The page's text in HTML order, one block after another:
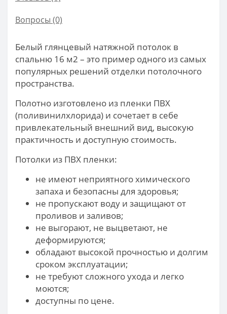
Вопросы (0)
Белый глянцевый натяжной потолок в
спальню 16 м2 – это пример одного из самых
популярных решений отделки потолочного
пространства.
Полотно изготовлено из пленки ПВХ
(поливинилхлорида) и сочетает в себе
привлекательный внешний вид, высокую
практичность и доступную стоимость.
Потолки из ПВХ пленки:
не имеют неприятного химического
запаха и безопасны для здоровья;
не пропускают воду и защищают от
проливов и заливов;
не выгорают, не выцветают, не
деформируются;
обладают высокой прочностью и долгим
сроком эксплуатации;
не требуют сложного ухода и легко
моются;
доступны по цене.